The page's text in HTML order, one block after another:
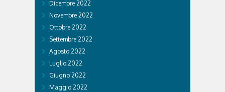
Dicembre 2022
Novembre 2022
Ottobre 2022
Settembre 2022
Agosto 2022
Luglio 2022
Giugno 2022
Maggio 2022